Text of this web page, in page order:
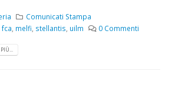
Comunicati Stampa
fca, melfi, stellantis, uilm 0 Commenti